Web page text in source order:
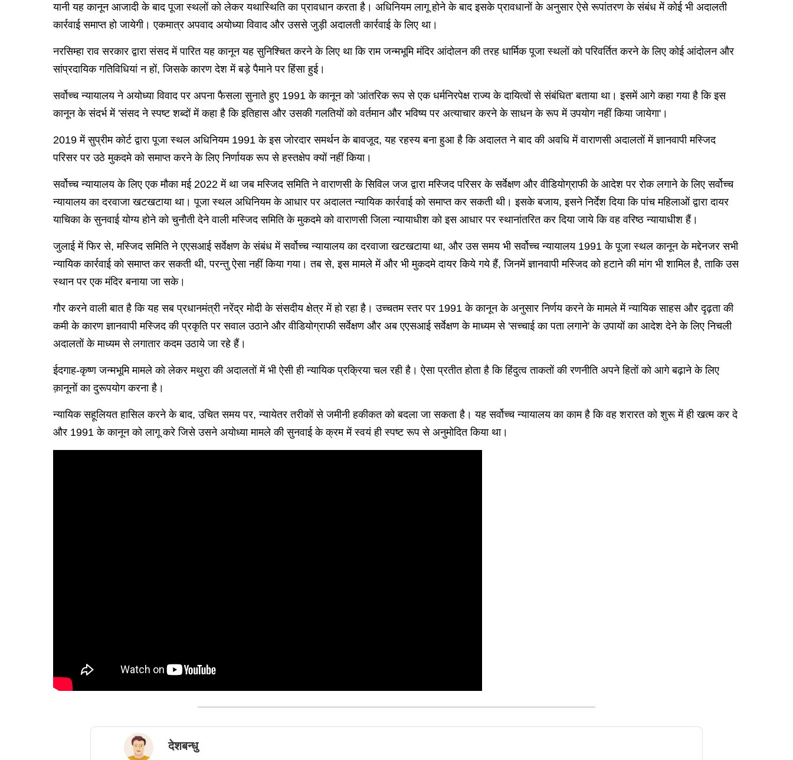
यानी यह कानून आजादी के बाद पूजा स्थलों को लेकर यथास्थिति का प्रावधान करता है। अधिनियम लागू होने के बाद इसके प्रावधानों के अनुसार ऐसे रूपांतरण के संबंध में कोई भी अदालती
कार्रवाई समाप्त हो जायेगी। एकमात्र अपवाद अयोध्या विवाद और उससे जुड़ी अदालती कार्रवाई के लिए था।
नरसिम्हा राव सरकार द्वारा संसद में पारित यह कानून यह सुनिश्चित करने के लिए था कि राम जन्मभूमि मंदिर आंदोलन की तरह धार्मिक पूजा स्थलों को परिवर्तित करने के लिए कोई आंदोलन और
सांप्रदायिक गतिविधियां न हों, जिसके कारण देश में बड़े पैमाने पर हिंसा हुई।
सर्वोच्च न्यायालय ने अयोध्या विवाद पर अपना फैसला सुनाते हुए 1991 के कानून को 'आंतरिक रूप से एक धर्मनिरपेक्ष राज्य के दायित्वों से संबंधित' बताया था। इसमें आगे कहा गया है कि इस
कानून के संदर्भ में 'संसद ने स्पष्ट शब्दों में कहा है कि इतिहास और उसकी गलतियों को वर्तमान और भविष्य पर अत्याचार करने के साधन के रूप में उपयोग नहीं किया जायेगा'।
2019 में सुप्रीम कोर्ट द्वारा पूजा स्थल अधिनियम 1991 के इस जोरदार समर्थन के बावजूद, यह रहस्य बना हुआ है कि अदालत ने बाद की अवधि में वाराणसी अदालतों में ज्ञानवापी मस्जिद
परिसर पर उठे मुकदमे को समाप्त करने के लिए निर्णायक रूप से हस्तक्षेप क्यों नहीं किया।
सर्वोच्च न्यायालय के लिए एक मौका मई 2022 में था जब मस्जिद समिति ने वाराणसी के सिविल जज द्वारा मस्जिद परिसर के सर्वेक्षण और वीडियोग्राफी के आदेश पर रोक लगाने के लिए सर्वोच्च
न्यायालय का दरवाजा खटखटाया था। पूजा स्थल अधिनियम के आधार पर अदालत न्यायिक कार्रवाई को समाप्त कर सकती थी। इसके बजाय, इसने निर्देश दिया कि पांच महिलाओं द्वारा दायर
याचिका के सुनवाई योग्य होने को चुनौती देने वाली मस्जिद समिति के मुकदमे को वाराणसी जिला न्यायाधीश को इस आधार पर स्थानांतरित कर दिया जाये कि वह वरिष्ठ न्यायाधीश हैं।
जुलाई में फिर से, मस्जिद समिति ने एएसआई सर्वेक्षण के संबंध में सर्वोच्च न्यायालय का दरवाजा खटखटाया था, और उस समय भी सर्वोच्च न्यायालय 1991 के पूजा स्थल कानून के मद्देनजर सभी
न्यायिक कार्रवाई को समाप्त कर सकती थी, परन्तु ऐसा नहीं किया गया। तब से, इस मामले में और भी मुकदमे दायर किये गये हैं, जिनमें ज्ञानवापी मस्जिद को हटाने की मांग भी शामिल है, ताकि उस
स्थान पर एक मंदिर बनाया जा सके।
गौर करने वाली बात है कि यह सब प्रधानमंत्री नरेंद्र मोदी के संसदीय क्षेत्र में हो रहा है। उच्चतम स्तर पर 1991 के कानून के अनुसार निर्णय करने के मामले में न्यायिक साहस और दृढ़ता की
कमी के कारण ज्ञानवापी मस्जिद की प्रकृति पर सवाल उठाने और वीडियोग्राफी सर्वेक्षण और अब एएसआई सर्वेक्षण के माध्यम से 'सच्चाई का पता लगाने' के उपायों का आदेश देने के लिए निचली
अदालतों के माध्यम से लगातार कदम उठाये जा रहे हैं।
ईदगाह-कृष्ण जन्मभूमि मामले को लेकर मथुरा की अदालतों में भी ऐसी ही न्यायिक प्रक्रिया चल रही है। ऐसा प्रतीत होता है कि हिंदुत्व ताकतों की रणनीति अपने हितों को आगे बढ़ाने के लिए
क़ानूनों का दुरूपयोग करना है।
न्यायिक सहूलियत हासिल करने के बाद, उचित समय पर, न्यायेतर तरीकों से जमीनी हकीकत को बदला जा सकता है। यह सर्वोच्च न्यायालय का काम है कि वह शरारत को शुरू में ही खत्म कर दे
और 1991 के कानून को लागू करे जिसे उसने अयोध्या मामले की सुनवाई के क्रम में स्वयं ही स्पष्ट रूप से अनुमोदित किया था।
देशबन्धु